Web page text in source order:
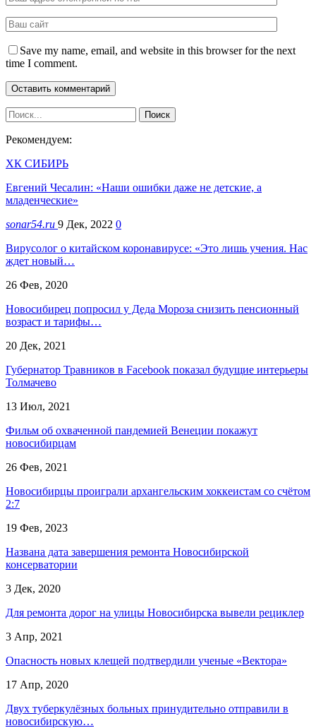
Save my name, email, and website in this browser for the next
time I comment.
Рекомендуем:
ХК СИБИРЬ
Евгений Чесалин: «Наши ошибки даже не детские, а
младенческие»
sonar54.ru 9 Дек, 2022 0
Вирусолог о китайском коронавирусе: «Это лишь учения. Нас
ждет новый…
26 Фев, 2020
Новосибирец попросил у Деда Мороза снизить пенсионный
возраст и тарифы…
20 Дек, 2021
Губернатор Травников в Facebook показал будущие интерьеры
Толмачево
13 Июл, 2021
Фильм об охваченной пандемией Венеции покажут
новосибирцам
26 Фев, 2021
Новосибирцы проиграли архангельским хоккеистам со счётом
2:7
19 Фев, 2023
Названа дата завершения ремонта Новосибирской
консерватории
3 Дек, 2020
Для ремонта дорог на улицы Новосибирска вывели рециклер
3 Апр, 2021
Опасность новых клещей подтвердили ученые «Вектора»
17 Апр, 2020
Двух туберкулёзных больных принудительно отправили в
новосибирскую…